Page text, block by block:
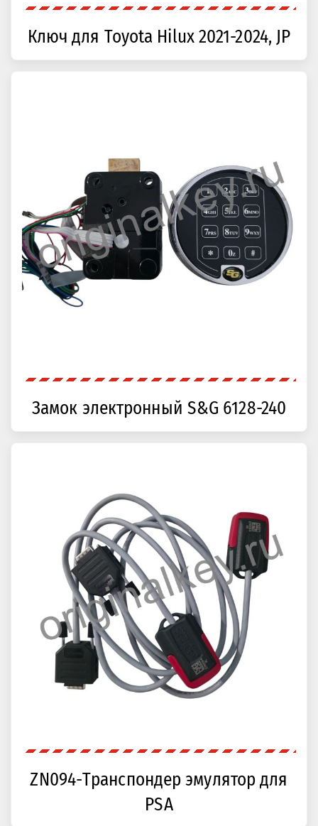
Ключ для Toyota Hilux 2021-2024, JP
Замок электронный S&G 6128-240
ZN094-Транспондер эмулятор для
PSA